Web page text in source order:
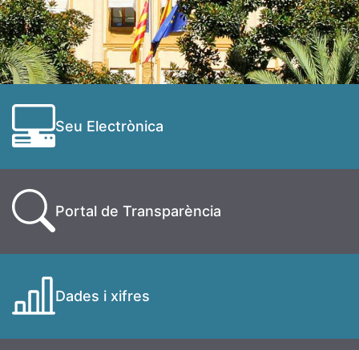
Seu Electrònica
Portal de Transparència
Dades i xifres